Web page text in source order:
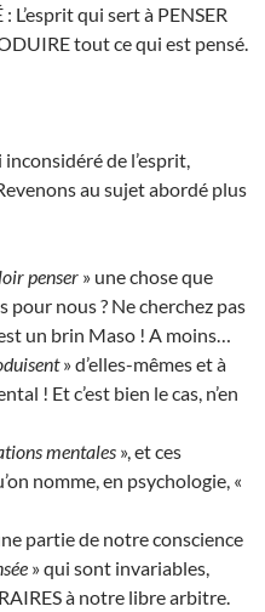
L’esprit qui sert à PENSER
tout ce qui est pensé.
de l’esprit,
au sujet abordé plus
penser » une chose que
pour nous ? Ne cherchez pas
un brin Maso ! A moins…
» d’elles-mêmes et à
! Et c’est bien le cas, n’en
mentales », et ces
nomme, en psychologie, «
partie de notre conscience
» qui sont invariables,
à notre libre arbitre.